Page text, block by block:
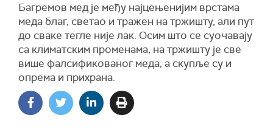
Багремов мед је међу најцењенијим врстама
меда благ, светао и тражен на тржишту, али пут
до сваке тегле није лак. Осим што се суочавају
са климатским променама, на тржишту је све
више фалсификованог меда, а скупље су и
опрема и прихрана.